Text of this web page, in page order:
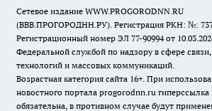
Сетевое издание WWW.PROGORODNN.RU
(ВВВ.ПРОГОРОДНН.РУ). Регистрация РКН: №:
Регистрационный номер ЭЛ 77-90994 от
Федеральной службой по надзору в сфере
технологий и массовых коммуникаций.
Возрастная категория сайта 16+. При
новостного портала progorodnn.ru гиперссылка
обязательна, в противном случае будут